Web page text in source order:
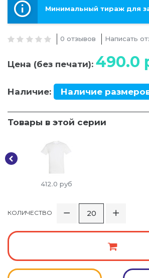
Минимальный тираж для
0 отзывов Написать
Цена (без печати): 490.0
Наличие: Наличие
Товары в этой серии
412.0 руб
КОЛИЧЕСТВО